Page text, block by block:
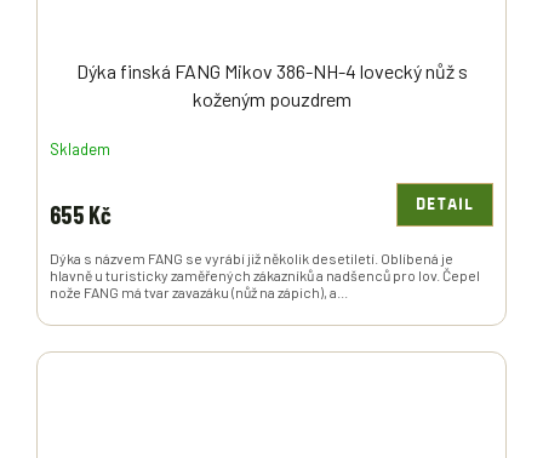
Dýka finská FANG Mikov 386-NH-4 lovecký nůž s
koženým pouzdrem
Skladem
655 Kč DETAIL
Dýka s názvem FANG se vyrábí již několik desetiletí. Oblíbená je
hlavně u turisticky zaměřených zákazníků a nadšenců pro lov. Čepel
nože FANG má tvar zavazáku (nůž na zápich), a...